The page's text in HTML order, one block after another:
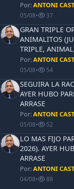
Por:ANTONI
05/08• 37
GRAN TRIPLE
ANIMALITOS
TRIPLE,
Por:ANTONI
05/08• 54
SEGUIRA LA
AYER HUBO
ARRASE
Por:ANTONI
05/08• 52
LO MAS FIJO
2026). AYER
ARRASE
Por:ANTONI
04/08• 88